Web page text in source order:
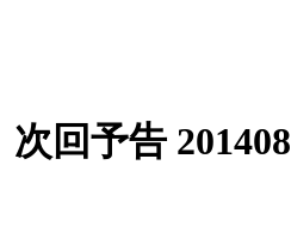
回予告 201408